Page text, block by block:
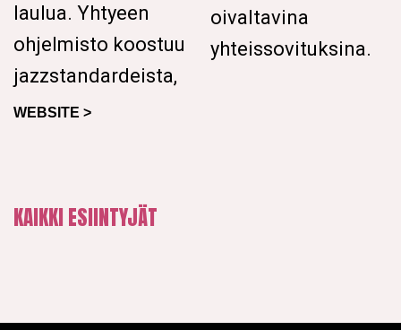
laulua. Yhtyeen
ohjelmisto koostuu
jazzstandardeista,
oivaltavina
yhteissovituksina.
WEBSITE >
KAIKKI ESIINTYJÄT